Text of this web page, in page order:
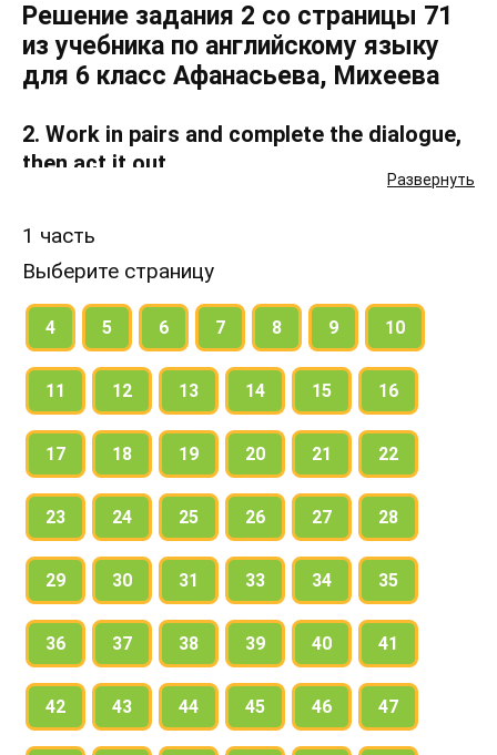
Развернуть
Решение задания 2 со страницы 71
из учебника по английскому языку
для 6 класс Афанасьева, Михеева
2. Work in pairs and complete the dialogue,
then act it out.
1 часть
Выберите страницу
4 5 6 7 8 9 10
11 12 13 14 15 16
17 18 19 20 21 22
23 24 25 26 27 28
29 30 31 33 34 35
36 37 38 39 40 41
42 43 44 45 46 47